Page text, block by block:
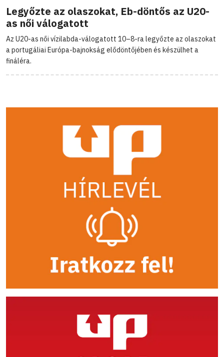
Legyőzte az olaszokat, Eb-döntős az U20-
as női válogatott
Az U20-as női vízilabda-válogatott 10–8-ra legyőzte az olaszokat
a portugáliai Európa-bajnokság elődöntőjében és készülhet a
fináléra.